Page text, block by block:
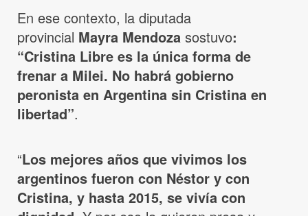
En ese contexto, la diputada
provincial Mayra Mendoza sostuvo:
“Cristina Libre es la única forma de
frenar a Milei. No habrá gobierno
peronista en Argentina sin Cristina en
libertad”.
“Los mejores años que vivimos los
argentinos fueron con Néstor y con
Cristina, y hasta 2015, se vivía con